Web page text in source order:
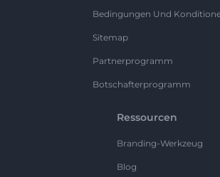
Bedingungen Und
Sitemap
Partnerprogramm
Botschafterprogramm
Ressourcen
Branding-Werkzeug
Blog